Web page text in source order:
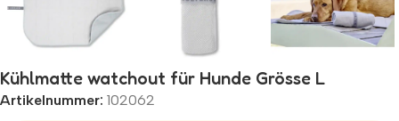
Kühlmatte watchout für Hunde Grösse L
Artikelnummer: 102062